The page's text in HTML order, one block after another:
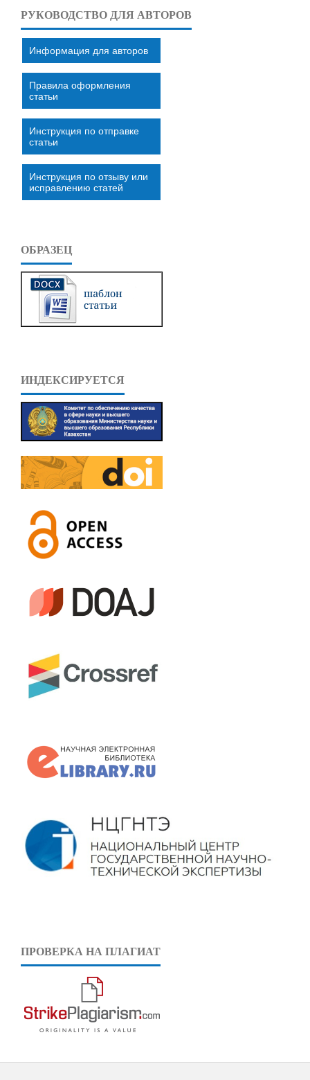
РУКОВОДСТВО ДЛЯ АВТОРОВ
Информация для авторов
Правила оформления
статьи
Инструкция по отправке
статьи
Инструкция по отзыву или
исправлению статей
ОБРАЗЕЦ
ИНДЕКСИРУЕТСЯ
ПРОВЕРКА НА ПЛАГИАТ